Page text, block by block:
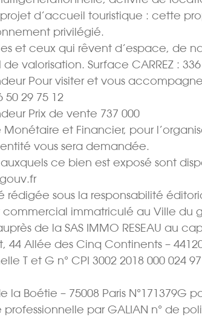
d’accueil touristique : cette
privilégié.
et ceux qui rêvent d’espace, de
valorisation. Surface CARREZ : 336
Pour visiter et vous
29 75 12
Prix de vente 737 000 
Monétaire et Financier, pour
vous sera demandée.
ce bien est exposé sont
sous la responsabilité
immatriculé au Ville du
de la SAS IMMO RESEAU au
Allée des Cinq Continents – 44120
T et G n° CPI 3002 2018 000 024
la Boétie – 75008 Paris N°171379G
par GALIAN n° de